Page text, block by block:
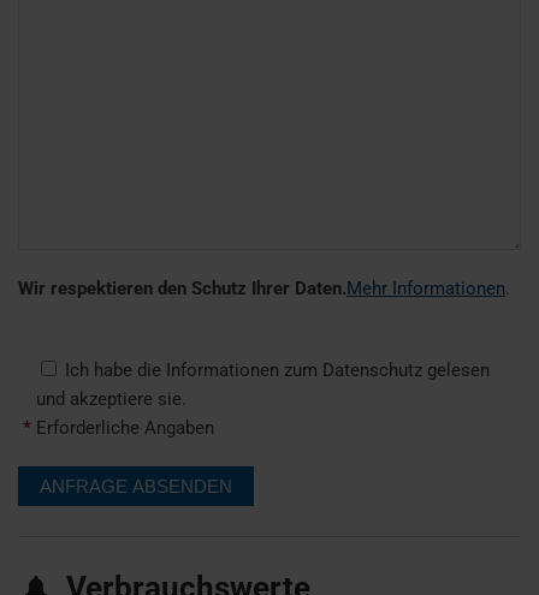
Wir respektieren den Schutz Ihrer Daten.Mehr Informationen.
Ich habe die Informationen zum Datenschutz gelesen
und akzeptiere sie.
* Erforderliche Angaben
Verbrauchswerte